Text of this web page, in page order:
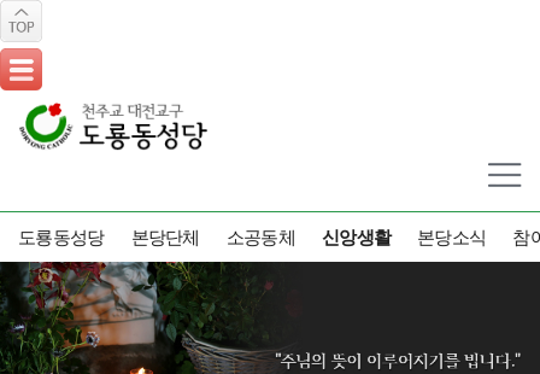
도룡동성당 본당단체 소공동체 신앙생활 본당소식 참
전례력 예비신자안내 미사/성사 안내